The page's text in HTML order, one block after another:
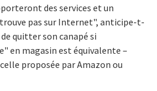
des services et un
pas sur Internet", anticipe-t-
quitter son canapé si
en magasin est équivalente –
proposée par Amazon ou